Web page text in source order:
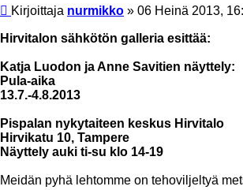
Viesti
Kirjoittaja nurmikko » 06 Heinä 2013,
Hirvitalon sähkötön galleria esittää:
Katja Luodon ja Anne Savitien näyttely:
Pula-aika
13.7.-4.8.2013
Pispalan nykytaiteen keskus Hirvitalo
Hirvikatu 10, Tampere
Näyttely auki ti-su klo 14-19
Meidän pyhä lehtomme on tehoviljeltyä